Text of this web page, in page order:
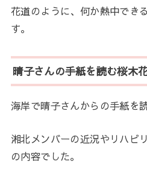
花道のように、何か熱中でき
す。
晴子さんの手紙を読む桜木
海岸で晴子さんからの手紙を
湘北メンバーの近況やリハビ
の内容でした。